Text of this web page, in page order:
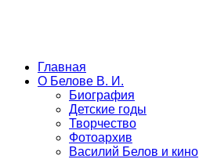
Главная
О Белове В. И.
Биография
Детские годы
Творчество
Фотоархив
Василий Белов и кино